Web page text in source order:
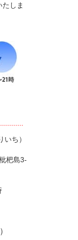
しま
ち）
杷島3-